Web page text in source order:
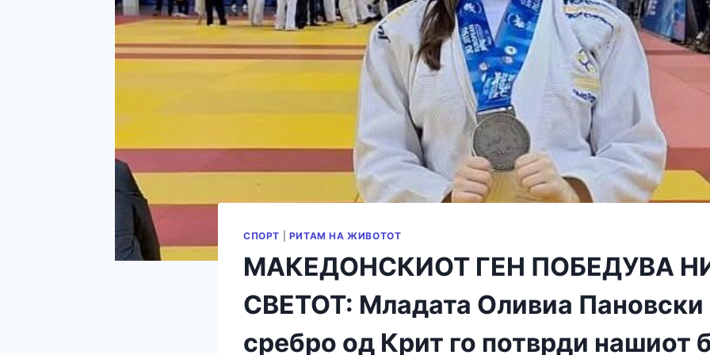
СПОРТ РИТАМ НА ЖИВОТОТ
МАКЕДОНСКИОТ ГЕН ПОБЕДУВА
СВЕТОТ: Младата Оливиа Пановски
сребро од Крит го потврди нашиот